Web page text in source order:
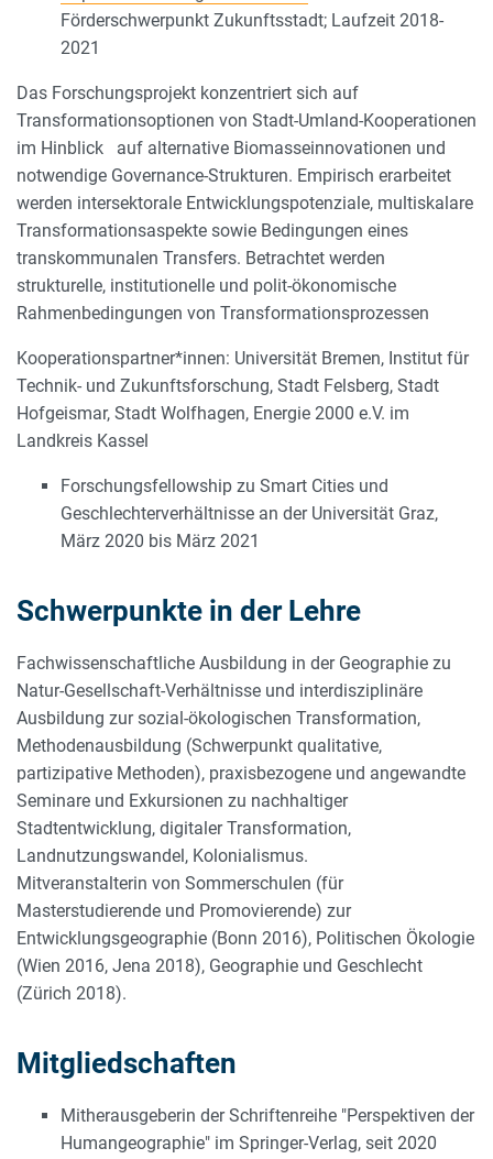
Förderschwerpunkt Zukunftsstadt; Laufzeit 2018-
2021
Das Forschungsprojekt konzentriert sich auf
Transformationsoptionen von Stadt-Umland-Kooperationen
im Hinblick auf alternative Biomasseinnovationen und
notwendige Governance-Strukturen. Empirisch erarbeitet
werden intersektorale Entwicklungspotenziale, multiskalare
Transformationsaspekte sowie Bedingungen eines
transkommunalen Transfers. Betrachtet werden
strukturelle, institutionelle und polit-ökonomische
Rahmenbedingungen von Transformationsprozessen
Kooperationspartner*innen: Universität Bremen, Institut für
Technik- und Zukunftsforschung, Stadt Felsberg, Stadt
Hofgeismar, Stadt Wolfhagen, Energie 2000 e.V. im
Landkreis Kassel
Forschungsfellowship zu Smart Cities und
Geschlechterverhältnisse an der Universität Graz,
März 2020 bis März 2021
Schwerpunkte in der Lehre
Fachwissenschaftliche Ausbildung in der Geographie zu
Natur-Gesellschaft-Verhältnisse und interdisziplinäre
Ausbildung zur sozial-ökologischen Transformation,
Methodenausbildung (Schwerpunkt qualitative,
partizipative Methoden), praxisbezogene und angewandte
Seminare und Exkursionen zu nachhaltiger
Stadtentwicklung, digitaler Transformation,
Landnutzungswandel, Kolonialismus.
Mitveranstalterin von Sommerschulen (für
Masterstudierende und Promovierende) zur
Entwicklungsgeographie (Bonn 2016), Politischen Ökologie
(Wien 2016, Jena 2018), Geographie und Geschlecht
(Zürich 2018).
Mitgliedschaften
Mitherausgeberin der Schriftenreihe "Perspektiven der
Humangeographie" im Springer-Verlag, seit 2020